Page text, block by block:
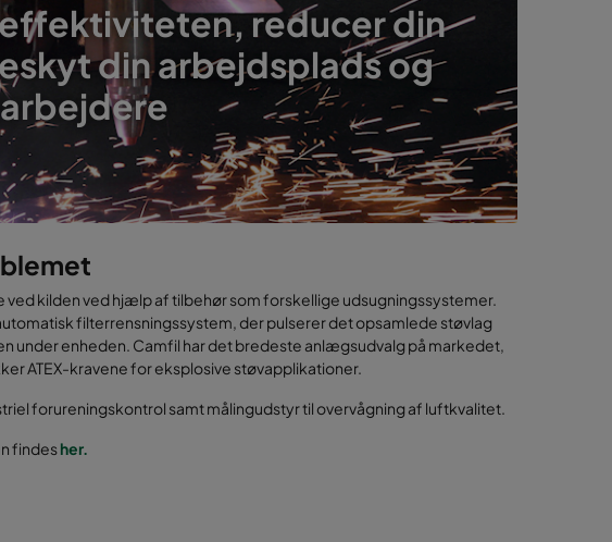
reducer din
din arbejdsplads og
kilden ved hjælp af tilbehør som forskellige udsugningssystemer.
filterrensningssystem, der pulserer det opsamlede støvlag
under enheden. Camfil har det bredeste anlægsudvalg på markedet,
ATEX-kravene for eksplosive støvapplikationer.
forureningskontrol samt målingudstyr til overvågning af luftkvalitet.
findesher.